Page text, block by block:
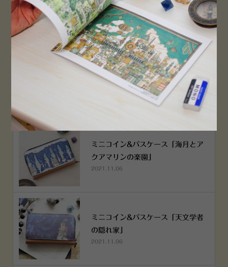
PEN！
2022.12.05
空想街雑貨店《吉祥寺本店》４月２
５日OPEN!
ミニコイン&パスケース「海月とア
クアマリンの楽園」
2021.11.06
ミニコイン&パスケース「天文学者
の隠れ家」
2021.11.06